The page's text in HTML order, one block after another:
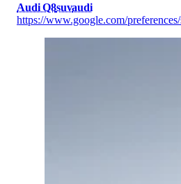
Audi Q8suvaudi
https://www.google.com/